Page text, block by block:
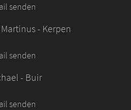
senden
- Kerpen
senden
- Buir
senden